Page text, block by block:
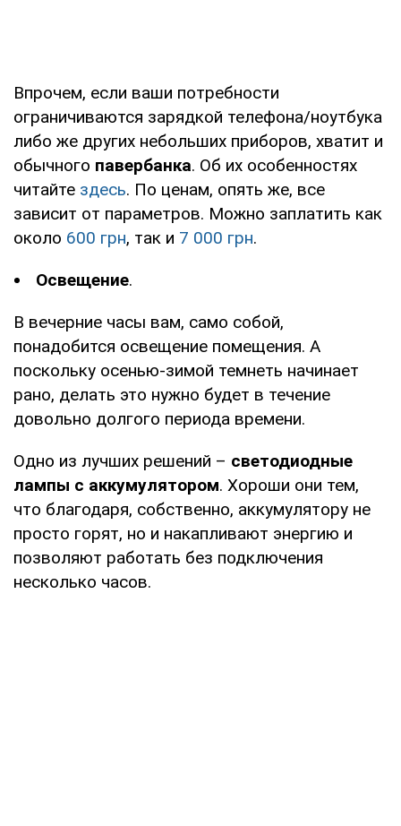
Впрочем, если ваши потребности
ограничиваются зарядкой телефона/ноутбука
либо же других небольших приборов, хватит и
обычного павербанка. Об их особенностях
читайте здесь. По ценам, опять же, все
зависит от параметров. Можно заплатить как
около 600 грн, так и 7 000 грн.
Освещение.
В вечерние часы вам, само собой,
понадобится освещение помещения. А
поскольку осенью-зимой темнеть начинает
рано, делать это нужно будет в течение
довольно долгого периода времени.
Одно из лучших решений – светодиодные
лампы с аккумулятором. Хороши они тем,
что благодаря, собственно, аккумулятору не
просто горят, но и накапливают энергию и
позволяют работать без подключения
несколько часов.